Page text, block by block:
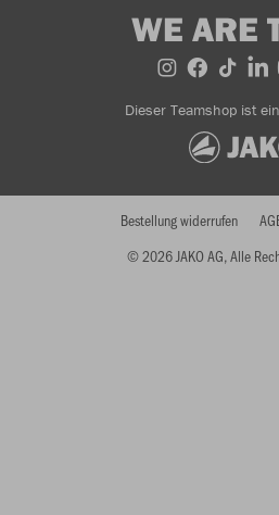
WE ARE
Dieser Teamshop ist
© 2026 JAKO AG, Alle
Bestellung widerrufen